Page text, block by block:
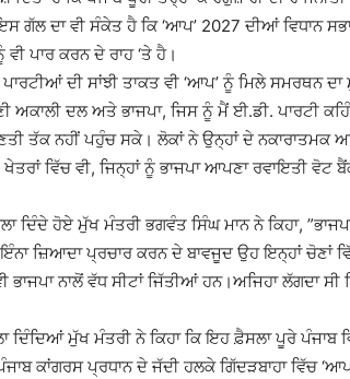
ਗੱਲ ਦਾ ਵੀ ਸੰਕੇਤ ਹੈ ਕਿ ‘ਆਪ’ 2027 ਦੀਆਂ ਵਿਧਾਨ
ਪਾਰ ਕਰਨ ਦੇ ਰਾਹ ‘ਤੇ ਹੈ।
ਦੀ ਸਾਂਝੀ ਤਾਕਤ ਵੀ ‘ਆਪ’ ਨੂੰ ਮਿਲੇ ਸਮਰਥਨ ਦਾ
ਅਕਾਲੀ ਦਲ ਅਤੇ ਭਾਜਪਾ, ਜਿਸ ਨੂੰ ਮੈਂ ਈ.ਡੀ. ਪਾਰਟੀ
ਤੱਕ ਨਹੀਂ ਪਹੁੰਚ ਸਕੇ। ਲੋਕਾਂ ਨੇ ਉਨ੍ਹਾਂ ਦੇ ਨਕਾਰਾਤਮਕ
ਵਿੱਚ ਵੀ, ਜਿਨ੍ਹਾਂ ਨੂੰ ਭਾਜਪਾ ਆਪਣਾ ਰਵਾਇਤੀ ਵੋਟ
ਦਿੰਦੇ ਹੋਏ ਮੁੱਖ ਮੰਤਰੀ ਭਗਵੰਤ ਸਿੰਘ ਮਾਨ ਨੇ ਕਿਹਾ,
ਜ਼ਿਆਦਾ ਪ੍ਰਚਾਰ ਕਰਨ ਦੇ ਬਾਵਜੂਦ ਉਹ ਇਨ੍ਹਾਂ ਚੋਣਾਂ
ਭਾਜਪਾ ਨਾਲੋਂ ਵੱਧ ਸੀਟਾਂ ਜਿੱਤੀਆਂ ਹਨ।ਅਜਿਹਾ ਲੱਗਦਾ ਸੀ
ਦਿੰਦਿਆਂ ਮੁੱਖ ਮੰਤਰੀ ਨੇ ਕਿਹਾ ਕਿ ਇਹ ਫ਼ੈਸਲਾ ਪੂਰੇ
ਕਾਂਗਰਸ ਪ੍ਰਧਾਨ ਦੇ ਜੱਦੀ ਹਲਕੇ ਗਿੱਦੜਬਾਹਾ ਵਿੱਚ